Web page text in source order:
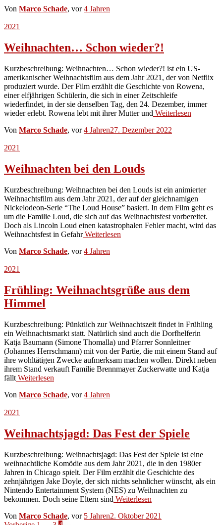
Von Marco Schade, vor4 Jahren
2021
Weihnachten… Schon wieder?!
Kurzbeschreibung: Weihnachten… Schon wieder?! ist ein US-
amerikanischer Weihnachtsfilm aus dem Jahr 2021, der von Netflix
produziert wurde. Der Film erzählt die Geschichte von Rowena,
einer elfjährigen Schülerin, die sich in einer Zeitschleife
wiederfindet, in der sie denselben Tag, den 24. Dezember, immer
wieder erlebt. Rowena lebt mit ihrer Mutter und Weiterlesen
Von Marco Schade, vor4 Jahren27. Dezember 2022
2021
Weihnachten bei den Louds
Kurzbeschreibung: Weihnachten bei den Louds ist ein animierter
Weihnachtsfilm aus dem Jahr 2021, der auf der gleichnamigen
Nickelodeon-Serie “The Loud House” basiert. In dem Film geht es
um die Familie Loud, die sich auf das Weihnachtsfest vorbereitet.
Doch als Lincoln Loud einen katastrophalen Fehler macht, wird das
Weihnachtsfest in GefahrWeiterlesen
Von Marco Schade, vor4 Jahren
2021
Frühling: Weihnachtsgrüße aus dem
Himmel
Kurzbeschreibung: Pünktlich zur Weihnachtszeit findet in Frühling
ein Weihnachtsmarkt statt. Natürlich sind auch die Dorfhelferin
Katja Baumann (Simone Thomalla) und Pfarrer Sonnleitner
(Johannes Herrschmann) mit von der Partie, die mit einem Stand auf
ihre wohltätigen Zwecke aufmerksam machen wollen. Direkt neben
ihrem Stand verkauft Familie Brennmayer Zuckerwatte und Katja
fällt Weiterlesen
Von Marco Schade, vor4 Jahren
2021
Weihnachtsjagd: Das Fest der Spiele
Kurzbeschreibung: Weihnachtsjagd: Das Fest der Spiele ist eine
weihnachtliche Komödie aus dem Jahr 2021, die in den 1980er
Jahren in Chicago spielt. Der Film erzählt die Geschichte des
zehnjährigen Jake Doyle, der sich nichts sehnlicher wünscht, als ein
Nintendo Entertainment System (NES) zu Weihnachten zu
bekommen. Doch seine Eltern sind Weiterlesen
Von Marco Schade, vor 5 Jahren2. Oktober 2021